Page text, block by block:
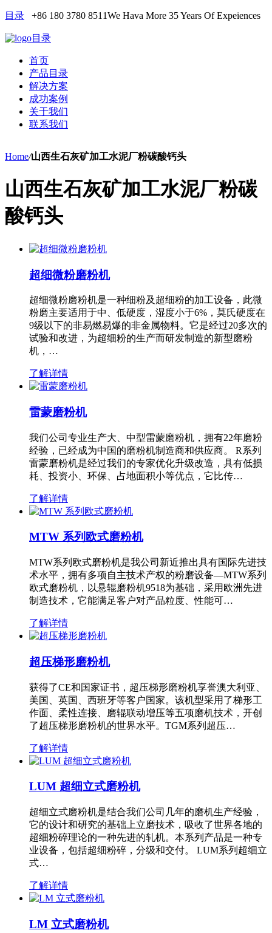
目录 +86 180 3780 8511We Hava More 35 Years Of Expeiences
目录
首页
产品目录
解决方案
成功案例
关于我们
联系我们
Home/山西生石灰矿加工水泥厂粉碳酸钙头
山西生石灰矿加工水泥厂粉碳
酸钙头
超细微粉磨粉机
超细微粉磨粉机是一种细粉及超细粉的加工设备，此微
粉磨主要适用于中、低硬度，湿度小于6%，莫氏硬度在
9级以下的非易燃易爆的非金属物料。它是经过20多次的
试验和改进，为超细粉的生产而研发制造的新型磨粉
机，…
了解详情
雷蒙磨粉机
我们公司专业生产大、中型雷蒙磨粉机，拥有22年磨粉
经验，已经成为中国的磨粉机制造商和供应商。 R系列
雷蒙磨粉机是经过我们的专家优化升级改造，具有低损
耗、投资小、环保、占地面积小等优点，它比传…
了解详情
MTW 系列欧式磨粉机
MTW系列欧式磨粉机是我公司新近推出具有国际先进技
术水平，拥有多项自主技术产权的粉磨设备—MTW系列
欧式磨粉机，以悬辊磨粉机9518为基础，采用欧洲先进
制造技术，它能满足客户对产品粒度、性能可…
了解详情
超压梯形磨粉机
获得了CE和国家证书，超压梯形磨粉机享誉澳大利亚、
美国、英国、西班牙等客户国家。该机型采用了梯形工
作面、柔性连接、磨辊联动增压等五项磨机技术，开创
了超压梯形磨粉机的世界水平。TGM系列超压…
了解详情
LUM 超细立式磨粉机
超细立式磨粉机是结合我们公司几年的磨机生产经验，
它的设计和研究的基础上立磨技术，吸收了世界各地的
超细粉碎理论的一种先进的轧机。本系列产品是一种专
业设备，包括超细粉碎，分级和交付。 LUM系列超细立
式…
了解详情
LM 立式磨粉机